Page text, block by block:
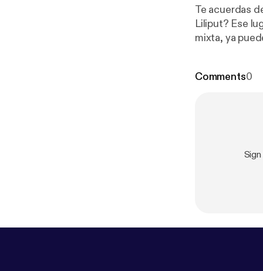
Te acuerdas
Liliput? Ese
mixta, ya puedes sentirte así. #AR
Comments0